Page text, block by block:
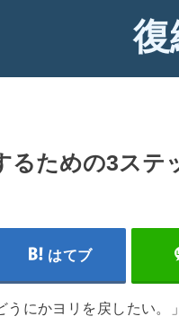
復
るための3ステ
はてブ
うにかヨリを戻したい